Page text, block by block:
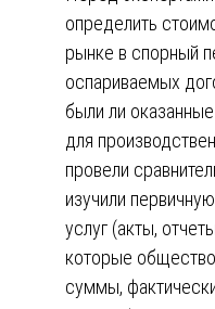
определить
рынке в спорный
оспариваемых
были ли
для
провели
изучили
услуг (акты,
которые
суммы,